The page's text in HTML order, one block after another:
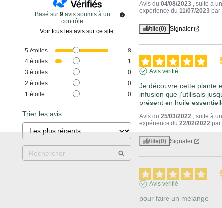
Basé sur 9 avis soumis à un
contrôle
Voir tous les avis sur ce site
5 étoiles
8
4 étoiles
1
3 étoiles
0
2 étoiles
0
1 étoile 0
Trier les avis
Avis du04/08/2023 , suite à
expérience du11/07/2023 par
Utile(0) Signaler
Avis vérifié
Je découvre cette plante
infusion que j'utilisais
présent en huile
Avis du25/03/2022 , suite à
expérience du22/02/2022 par
Utile(0) Signaler
Avis vérifié
pour faire un mélange